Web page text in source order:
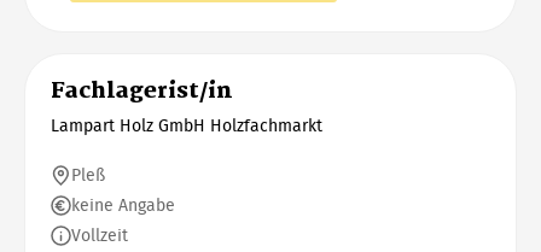
Fachlagerist/in
Lampart Holz GmbH Holzfachmarkt
Pleß
keine Angabe
Vollzeit